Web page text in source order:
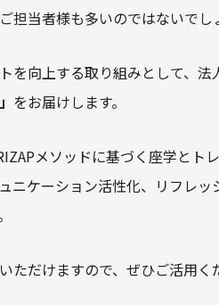
担当者様も多いのではないでし
を向上する取り組みとして、法
をお届けします。
メソッドに基づく座学とト
ニケーション活性化、リフレ
ただけますので、ぜひご活用く